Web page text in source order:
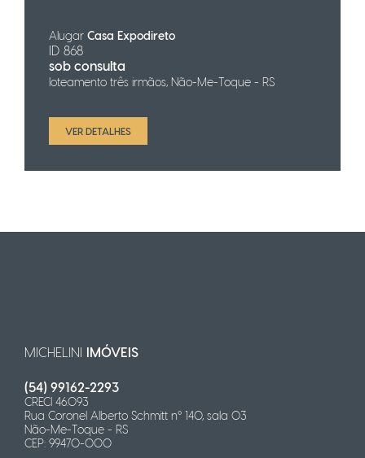
Alugar Casa Expodireto
ID 868
sob consulta
loteamento três irmãos, Não-Me-Toque - RS
VER DETALHES
MICHELINI IMÓVEIS
(54) 99162-2293
CRECI 46.093
Rua Coronel Alberto Schmitt n° 140, sala 03
Não-Me-Toque - RS
CEP: 99470-000